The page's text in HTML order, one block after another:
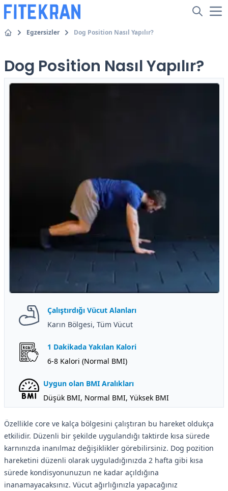
Egzersizler Dog Position Nasıl Yapılır?
Dog Position Nasıl Yapılır?
Çalıştırdığı Vücut Alanları
Karın Bölgesi, Tüm Vücut
1 Dakikada Yakılan Kalori
6-8 Kalori (Normal BMI)
Uygun olan BMI Aralıkları
Düşük BMI, Normal BMI, Yüksek BMI
Özellikle core ve kalça bölgesini çalıştıran bu hareket oldukça
etkilidir. Düzenli bir şekilde uygulandığı taktirde kısa sürede
karnınızda inanılmaz değişiklikler görebilirsiniz. Dog pozition
hareketini düzenli olarak uyguladığınızda 2 hafta gibi kısa
sürede kondisyonunuzun ne kadar açıldığına
inanamayacaksınız. Vücut ağırlığınızla yapacağınız